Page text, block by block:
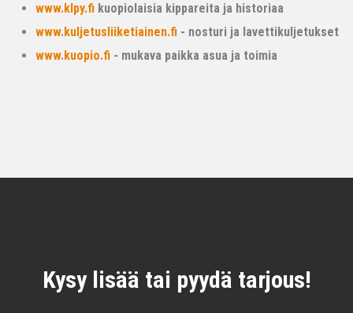
www.klpy.fi kuopiolaisia kippareita ja historiaa
www.kuljetusliiketiainen.fi - nosturi ja lavettikuljetukset
www.kuopio.fi - mukava paikka asua ja toimia
Kysy lisää tai pyydä tarjous!